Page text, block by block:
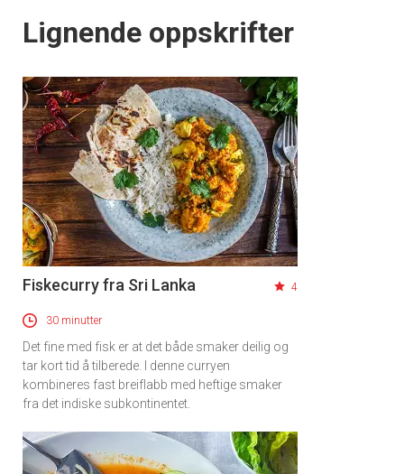
Lignende oppskrifter
Fiskecurry fra Sri Lanka 4
30 minutter
Det fine med fisk er at det både smaker deilig og
tar kort tid å tilberede. I denne curryen
kombineres fast breiflabb med heftige smaker
fra det indiske subkontinentet.